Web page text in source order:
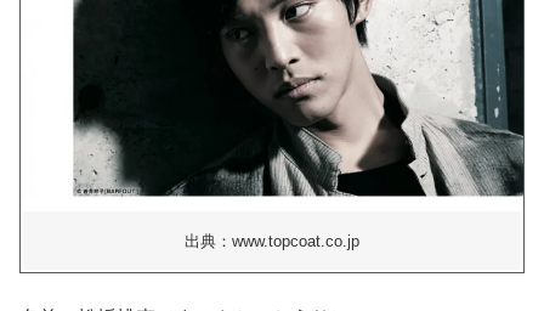
出典：www.topcoat.co.jp